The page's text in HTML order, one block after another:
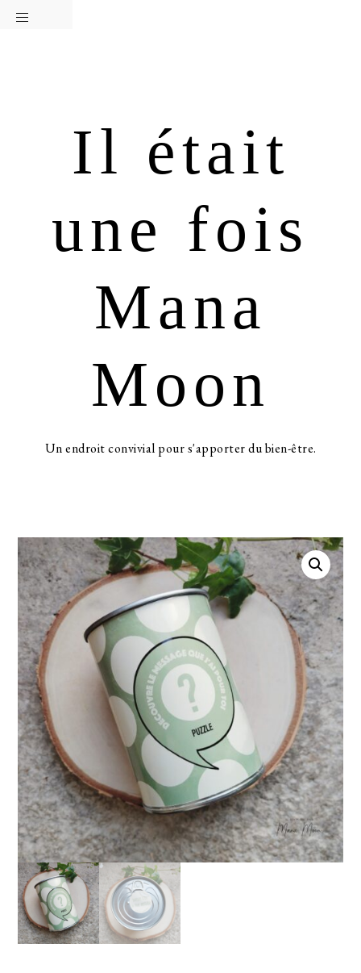
Passer
Passer
Il était
une fois
Mana
Moon
Un endroit convivial pour s'apporter du bien-être.